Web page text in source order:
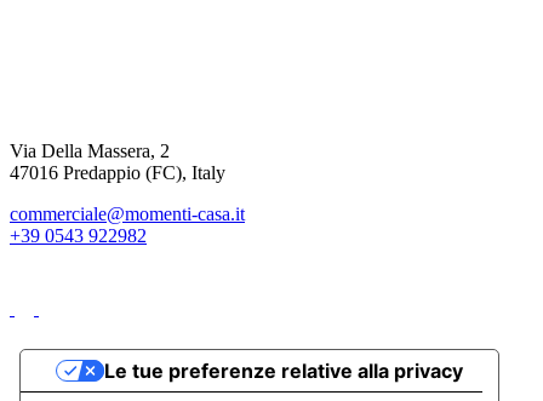
Via Della Massera, 2
47016 Predappio (FC), Italy
commerciale@momenti-casa.it
+39 0543 922982
Le tue preferenze relative alla privacy